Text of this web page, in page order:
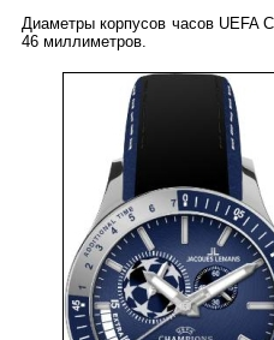
Диаметры корпусов часов UEFA
46 миллиметров.